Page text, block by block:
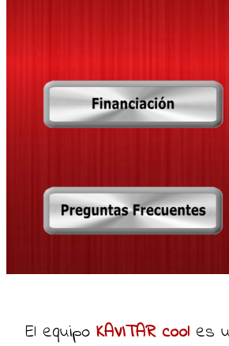
El equipo KAVITAR cool es